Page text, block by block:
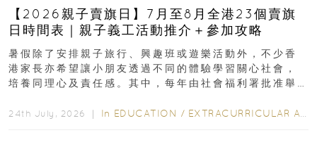
【2026親子賣旗日】7月至8月全港23個賣旗
日時間表｜親子義工活動推介＋參加攻略
暑假除了安排親子旅行、興趣班或遊樂活動外，不少香
港家長亦希望讓小朋友透過不同的體驗學習關心社會，
培養同理心及責任感。其中，每年由社會福利署批准舉
24th July, 2026 ｜ In EDUCATION / EXTRACURRICULAR ACTIVITIES